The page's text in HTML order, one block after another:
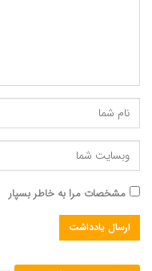
پیوندک : https://mfalsafe.ir/?p=115128
مشخصات مرا به خاطر بسپار